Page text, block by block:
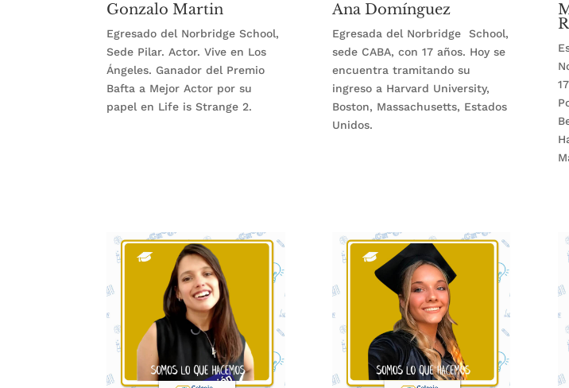
Gonzalo Martin
Egresado del Norbridge School,
Sede Pilar.Actor. Vive en Los
Ángeles. Ganador del Premio
Bafta a Mejor Actor por su
papel en Life is Strange 2.
Ana Domínguez
Egresada del Norbridge School,
sede CABA, con 17 años. Hoy se
encuentra tramitando su
ingreso a Harvard University,
Boston, Massachusetts, Estados
Unidos.